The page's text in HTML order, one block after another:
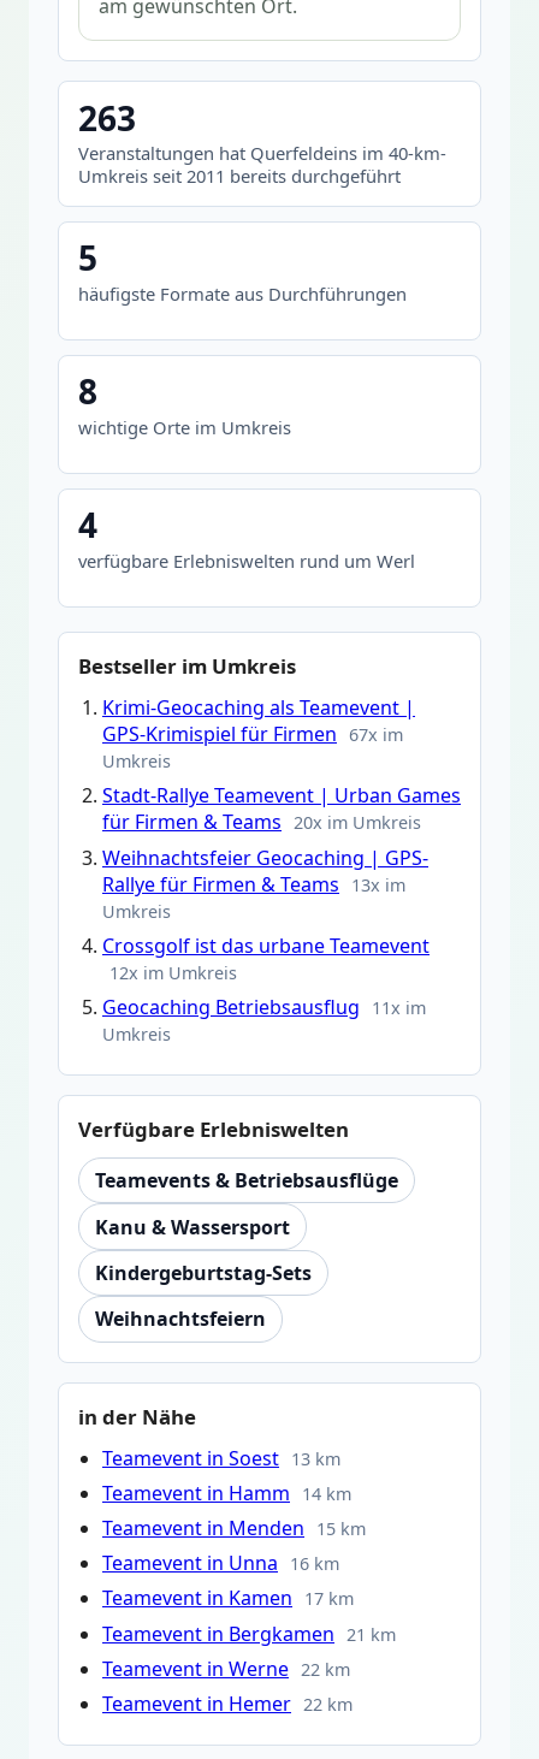
am gewünschten Ort.
263
Veranstaltungen hat Querfeldeins im 40-km-
Umkreis seit 2011 bereits durchgeführt
5
häufigste Formate aus Durchführungen
8
wichtige Orte im Umkreis
4
verfügbare Erlebniswelten rund um Werl
Bestseller im Umkreis
Krimi-Geocaching als Teamevent |
GPS-Krimispiel für Firmen 67x im
Umkreis
Stadt-Rallye Teamevent | Urban Games
für Firmen & Teams 20x im Umkreis
Weihnachtsfeier Geocaching | GPS-
Rallye für Firmen & Teams
13x im
Umkreis
Crossgolf ist das urbane Teamevent
12x im Umkreis
Geocaching Betriebsausflug
11x im
Umkreis
Verfügbare Erlebniswelten
Teamevents & Betriebsausflüge
Kanu & Wassersport
Kindergeburtstag-Sets
Weihnachtsfeiern
in der Nähe
Teamevent in Soest 13 km
Teamevent in Hamm 14 km
Teamevent in Menden 15 km
Teamevent in Unna 16 km
Teamevent in Kamen 17 km
Teamevent in Bergkamen 21 km
Teamevent in Werne 22 km
Teamevent in Hemer 22 km